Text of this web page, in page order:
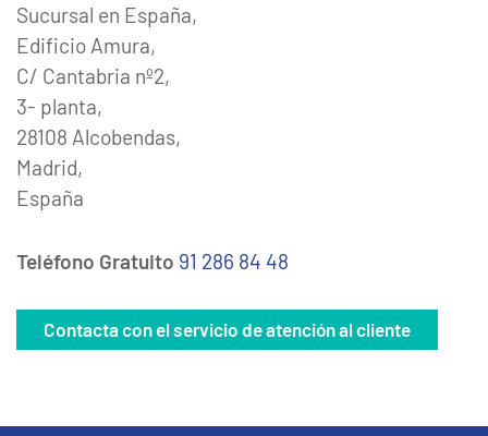
Sucursal en España,
Edificio Amura,
C/ Cantabria nº2,
3- planta,
28108 Alcobendas,
Madrid,
España
Teléfono Gratuito 91 286 84 48
Contacta con el servicio de atención al cliente